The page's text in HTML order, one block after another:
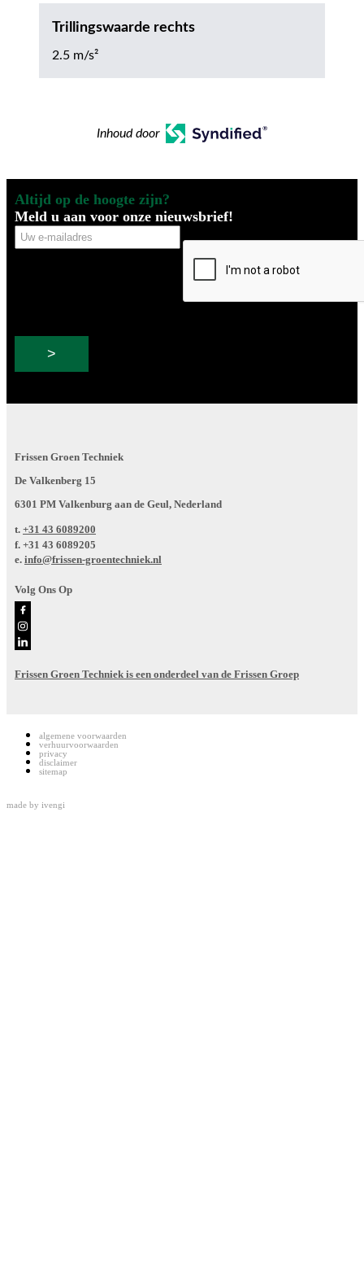
Trillingswaarde rechts
2.5 m/s²
Inhoud door
Altijd op de hoogte zijn?
Meld u aan voor onze nieuwsbrief!
Uw
e-
Frissen Groen Techniek
De Valkenberg 15
6301 PM Valkenburg aan de Geul, Nederland
t. +31 43 6089200
f. +31 43 6089205
e. info@frissen-groentechniek.nl
Volg Ons Op
Frissen Groen Techniek is een onderdeel van de Frissen Groep
algemene voorwaarden
verhuurvoorwaarden
privacy
disclaimer
sitemap
made by ivengi